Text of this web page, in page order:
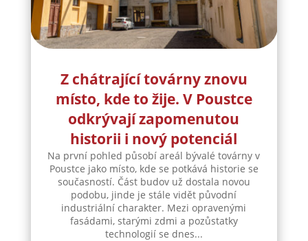
Z chátrající továrny znovu
místo, kde to žije. V Poustce
odkrývají zapomenutou
historii i nový potenciál
Na první pohled působí areál bývalé továrny v
Poustce jako místo, kde se potkává historie se
současností. Část budov už dostala novou
podobu, jinde je stále vidět původní
industriální charakter. Mezi opravenými
fasádami, starými zdmi a pozůstatky
technologií se dnes...